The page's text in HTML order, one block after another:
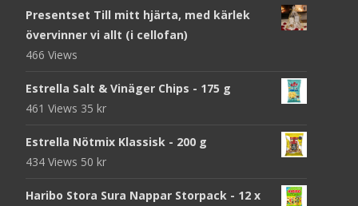
Presentset Till mitt hjärta, med kärlek
övervinner vi allt (i cellofan)
466 Views
Estrella Salt & Vinäger Chips - 175 g
461 Views 35 kr
Estrella Nötmix Klassisk - 200 g
434 Views 50 kr
Haribo Stora Sura Nappar Storpack - 12 x